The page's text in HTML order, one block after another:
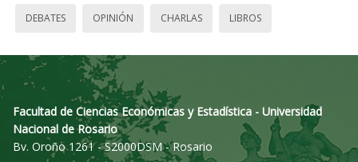
DEBATES OPINIÓN CHARLAS LIBROS
Facultad de Ciencias Económicas y Estadística - Universidad
Nacional de Rosario
Bv. Oroño 1261 - S2000DSM - Rosario